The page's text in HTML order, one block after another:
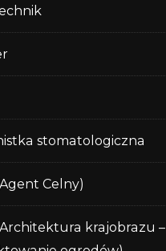
stomatologiczna
Celny)
krajobrazu –